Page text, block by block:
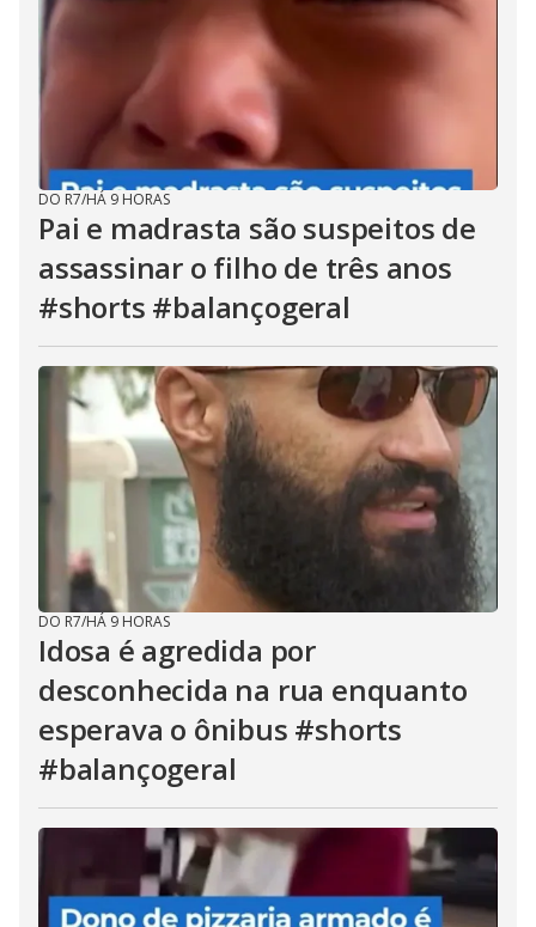
DO R7/HÁ 9 HORAS
Pai e madrasta são suspeitos de
assassinar o filho de três anos
#shorts #balançogeral
DO R7/HÁ 9 HORAS
Idosa é agredida por
desconhecida na rua enquanto
esperava o ônibus #shorts
#balançogeral